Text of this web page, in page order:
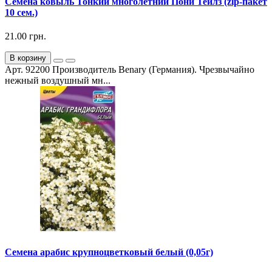
10 сем.)
21.00 грн.
В корзину
Арт. 92200 Производитель Benary (Германия). Чрезвычайно
нежный воздушный мн...
Семена арабис крупноцветковый белый (0,05г)